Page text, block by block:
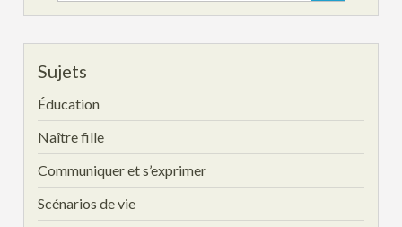
Sujets
Éducation
Naître fille
Communiquer et s’exprimer
Scénarios de vie